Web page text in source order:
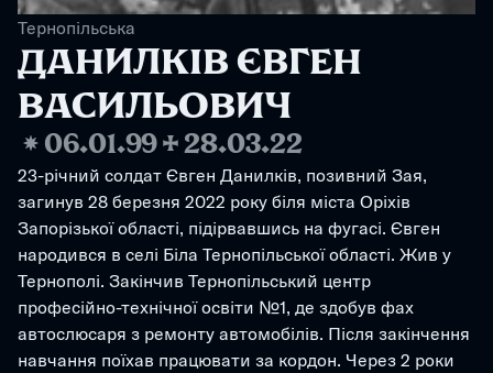
Тернопільська
ДАНИЛКІВ ЄВГЕН
ВАСИЛЬОВИЧ
❋ 06.01.99✢28.03.22
23-річний солдат Євген Данилків, позивний Зая,
загинув 28 березня 2022 року біля міста Оріхів
Запорізької області, підірвавшись на фугасі. Євген
народився в селі Біла Тернопільської області. Жив у
Тернополі. Закінчив Тернопільський центр
професійно-технічної освіти №1, де здобув фах
автослюсаря з ремонту автомобілів. Після закінчення
навчання поїхав працювати за кордон. Через 2 роки